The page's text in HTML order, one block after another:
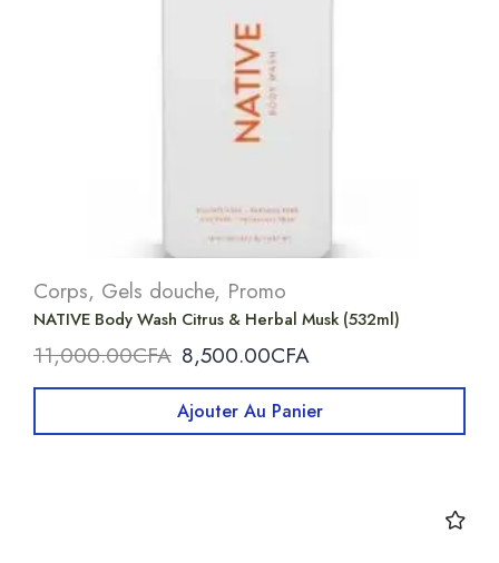
Corps, Gels douche, Promo
NATIVE Body Wash Citrus & Herbal Musk (532ml)
11,000.00CFA 8,500.00CFA
Ajouter Au Panier